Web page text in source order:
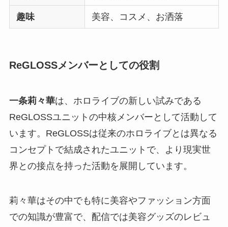
趣味 美容、コスメ、お洒落
ReGLOSSメンバーとしての役割
一条莉々華は、ホロライブの新しい試みである
ReGLOSSユニットの中核メンバーとして活動して
います。ReGLOSSは従来のホロライブとは異なる
コンセプトで結成されたユニットで、より現実世
界との接点を持った活動を展開しています。
莉々華はその中でも特に美容やファッション方面
での知識が豊富で、配信では美容グッズのレビュ